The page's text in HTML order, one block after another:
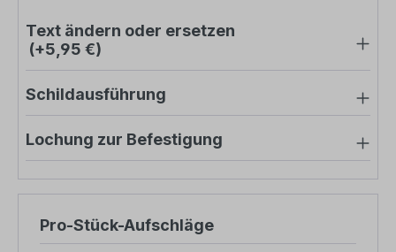
Text ändern oder ersetzen
(+5,95 €)
Schildausführung
Lochung zur Befestigung
Pro-Stück-Aufschläge